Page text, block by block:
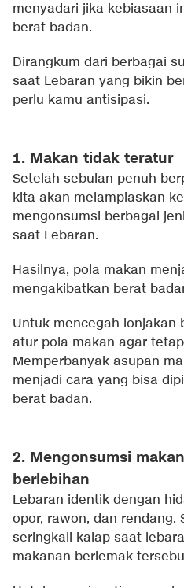
menyadari jika kebiasaan
berat badan.
Dirangkum dari berbagai
saat Lebaran yang bikin
perlu kamu antisipasi.
1. Makan tidak teratur
Setelah sebulan penuh
kita akan melampiaskan
mengonsumsi berbagai
saat Lebaran.
Hasilnya, pola makan
mengakibatkan berat
Untuk mencegah lonjakan
atur pola makan agar
Memperbanyak asupan
menjadi cara yang bisa
berat badan.
2. Mengonsumsi
berlebihan
Lebaran identik dengan
opor, rawon, dan rendang.
seringkali kalap saat
makanan berlemak